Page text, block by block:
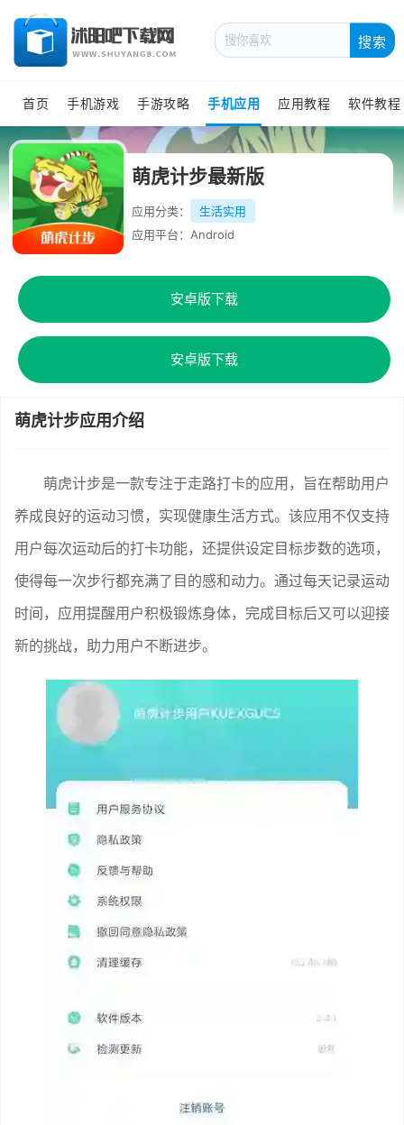
搜索
首页 手机游戏 手游攻略 手机应用 应用教程 软件教程
萌虎计步最新版
应用分类：
生活实用
应用平台：Android
安卓版下载
安卓版下载
萌虎计步应用介绍
萌虎计步是一款专注于走路打卡的应用，旨在帮助用户
养成良好的运动习惯，实现健康生活方式。该应用不仅支持
用户每次运动后的打卡功能，还提供设定目标步数的选项，
使得每一次步行都充满了目的感和动力。通过每天记录运动
时间，应用提醒用户积极锻炼身体，完成目标后又可以迎接
新的挑战，助力用户不断进步。